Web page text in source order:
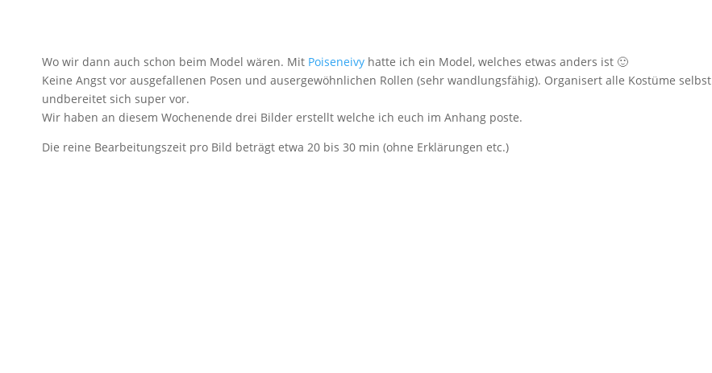
Wo wir dann auch schon beim Model wären. Mit Poiseneivy hatte ich ein Model, welches etwas anders ist 🙂
Keine Angst vor ausgefallenen Posen und ausergewöhnlichen Rollen (sehr wandlungsfähig). Organisert alle Kostüme selbst
undbereitet sich super vor.
Wir haben an diesem Wochenende drei Bilder erstellt welche ich euch im Anhang poste.
Die reine Bearbeitungszeit pro Bild beträgt etwa 20 bis 30 min (ohne Erklärungen etc.)